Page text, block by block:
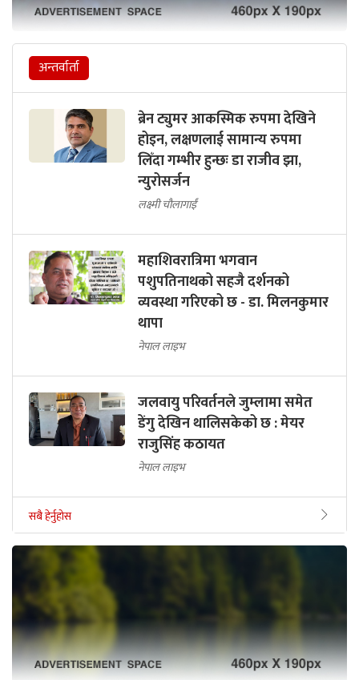
अन्तर्वार्ता
ब्रेन ट्युमर आकस्मिक रुपमा देखिने
होइन, लक्षणलाई सामान्य रुपमा
लिँदा गम्भीर हुन्छः डा राजीव झा,
न्युरोसर्जन
लक्ष्मी चौलागाईं
महाशिवरात्रिमा भगवान
पशुपतिनाथको सहजै दर्शनको
व्यवस्था गरिएको छ - डा. मिलनकुमार
थापा
नेपाल लाइभ
जलवायु परिवर्तनले जुम्लामा समेत
डेंगु देखिन थालिसकेको छ : मेयर
राजुसिंह कठायत
नेपाल लाइभ
सबै हेर्नुहोस